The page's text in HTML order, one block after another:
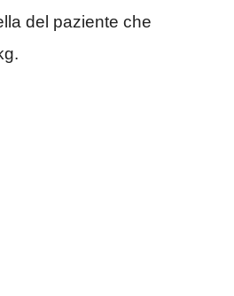
del paziente che